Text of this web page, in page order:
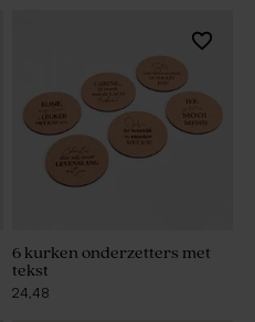
6 kurken onderzetters met
tekst
24,48